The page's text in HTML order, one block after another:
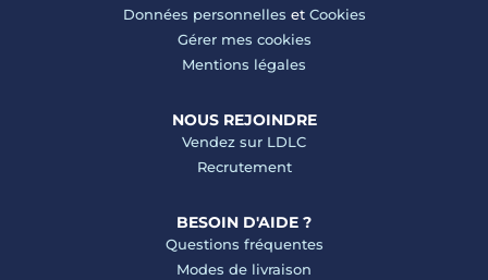
Données personnelles et Cookies
Gérer mes cookies
Mentions légales
NOUS REJOINDRE
Vendez sur LDLC
Recrutement
BESOIN D'AIDE ?
Questions fréquentes
Modes de livraison